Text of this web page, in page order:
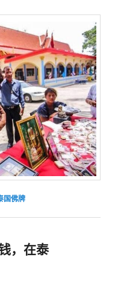
国佛牌
，在泰